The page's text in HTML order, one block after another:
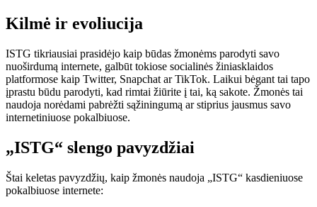
Kilmė ir evoliucija
ISTG tikriausiai prasidėjo kaip būdas žmonėms parodyti savo
nuoširdumą internete, galbūt tokiose socialinės žiniasklaidos
platformose kaip Twitter, Snapchat ar TikTok. Laikui bėgant tai tapo
įprastu būdu parodyti, kad rimtai žiūrite į tai, ką sakote. Žmonės tai
naudoja norėdami pabrėžti sąžiningumą ar stiprius jausmus savo
internetiniuose pokalbiuose.
„ISTG“ slengo pavyzdžiai
Štai keletas pavyzdžių, kaip žmonės naudoja „ISTG“ kasdieniuose
pokalbiuose internete: